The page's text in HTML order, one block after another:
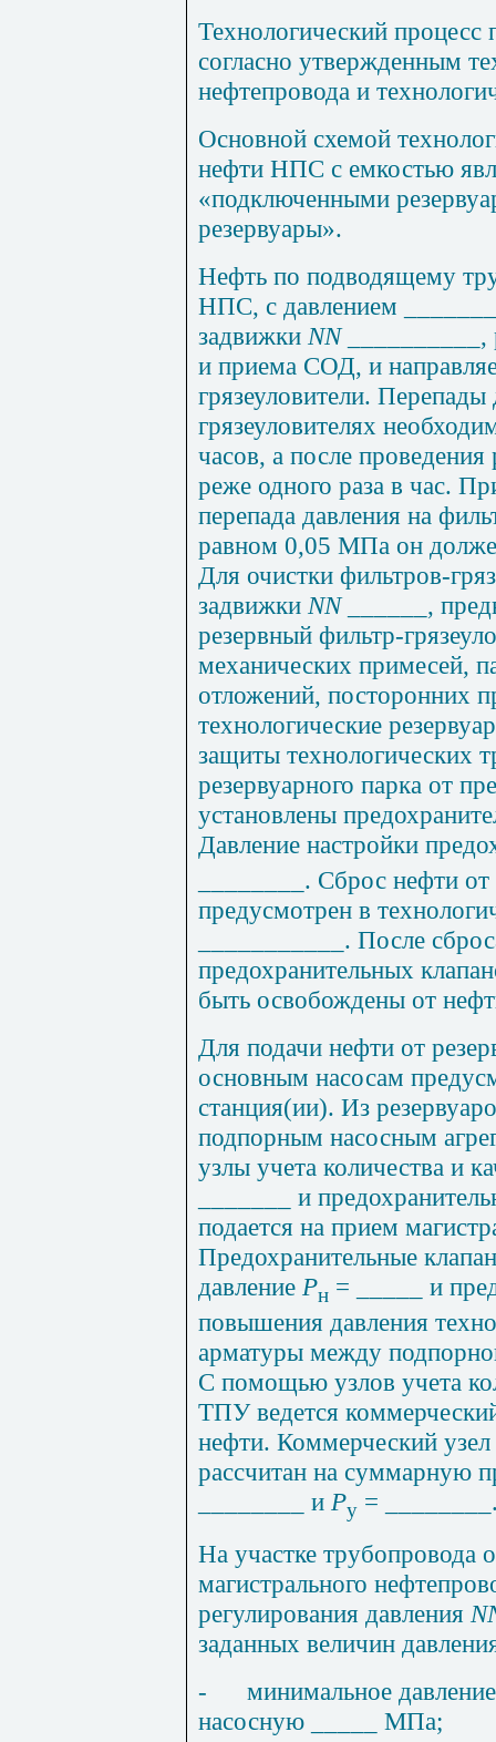
Технологический процесс
согласно утвержденным
нефтепровода и
Основной схемой
нефти НПС с емкостью
«подключенными
резервуары».
Нефть по подводящему
НПС, с давлением
задвижки NN
и приема СОД, и
грязеуловители.
грязеуловителях
часов, а после
реже одного раза в час.
перепада давления на
равном 0,05 МПа он
Для очистки фильтров-
задвижки NN , п
резервный фильтр-
механических примесей,
отложений, посторонних
технологические
защиты технологических
резервуарного парка от
установлены
Давление настройки
________. Сброс нефти
предусмотрен в
___________. После
предохранительных
быть освобождены от
Для подачи нефти от
основным насосам
станция(ии). Из
подпорным насосным
узлы учета количества и
_______ и
подается на прием
Предохранительные
давление Рн = _____ и
повышения давления
арматуры между
С помощью узлов учета
ТПУ ведется
нефти. Коммерческий узел
рассчитан на суммарную
________ и Ру =
На участке трубопровода
магистрального
регулирования давления
заданных величин
-
минимальное
насосную _____ МПа;